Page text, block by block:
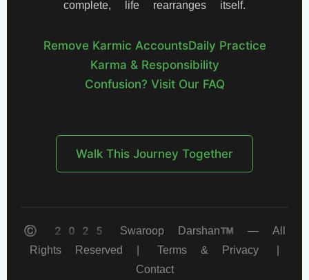
complete, life rearranges itself.
Remove Karmic AccountsDaily Practice
Karma & Responsibility
Confusion? Visit Our FAQ
Walk This Journey Together
© 2025 Swaroop Darshan™ — All
Rights Reserved |
Terms & Privacy
Contact